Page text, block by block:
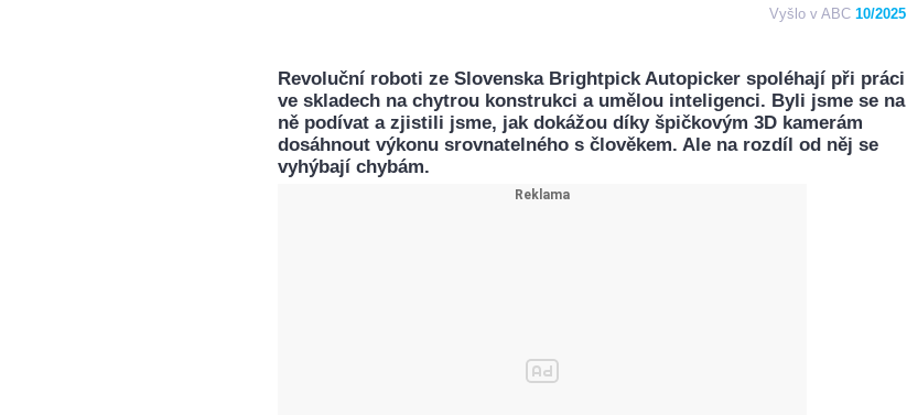
Vyšlo v ABC 10/2025
Revoluční roboti ze Slovenska Brightpick Autopicker spoléhají při práci
ve skladech na chytrou konstrukci a umělou inteligenci. Byli jsme se na
ně podívat a zjistili jsme, jak dokážou díky špičkovým 3D kamerám
dosáhnout výkonu srovnatelného s člověkem. Ale na rozdíl od něj se
vyhýbají chybám.